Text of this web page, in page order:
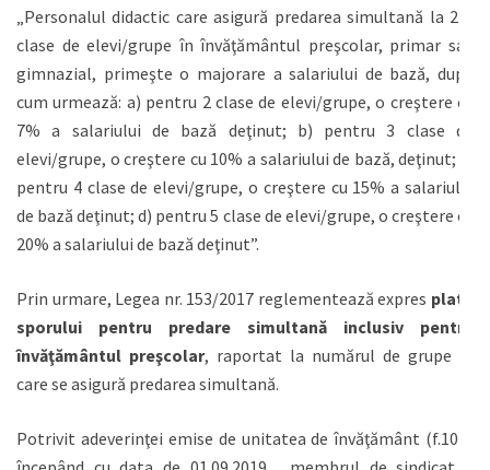
„Personalul didactic care asigură predarea simultană la 2-5
clase de elevi/grupe în învăţământul preşcolar, primar sau
gimnazial, primeşte o majorare a salariului de bază, după
cum urmează: a) pentru 2 clase de elevi/grupe, o creştere cu
7% a salariului de bază deţinut; b) pentru 3 clase de
elevi/grupe, o creştere cu 10% a salariului de bază, deţinut; c)
pentru 4 clase de elevi/grupe, o creştere cu 15% a salariului
de bază deţinut; d) pentru 5 clase de elevi/grupe, o creştere cu
20% a salariului de bază deţinut”.
Prin urmare, Legea nr. 153/2017 reglementează expres plata
sporului pentru predare simultană inclusiv pentru
învăţământul preşcolar, raportat la numărul de grupe la
care se asigură predarea simultană.
Potrivit adeverinţei emise de unitatea de învăţământ (f.10) ,